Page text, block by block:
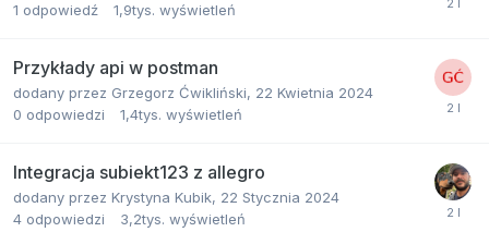
1 odpowiedź 1,9tys. wyświetleń
Przykłady api w postman
dodany przez Grzegorz Ćwikliński, 22 Kwietnia 2024
0 odpowiedzi 1,4tys. wyświetleń
Integracja subiekt123 z allegro
dodany przez Krystyna Kubik, 22 Stycznia 2024
4 odpowiedzi 3,2tys. wyświetleń